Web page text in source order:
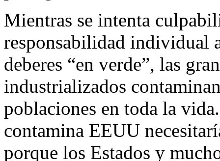
Mientras se intenta
responsabilidad individual
deberes “en verde”, las
industrializados
poblaciones en toda la
contamina EEUU
porque los Estados y